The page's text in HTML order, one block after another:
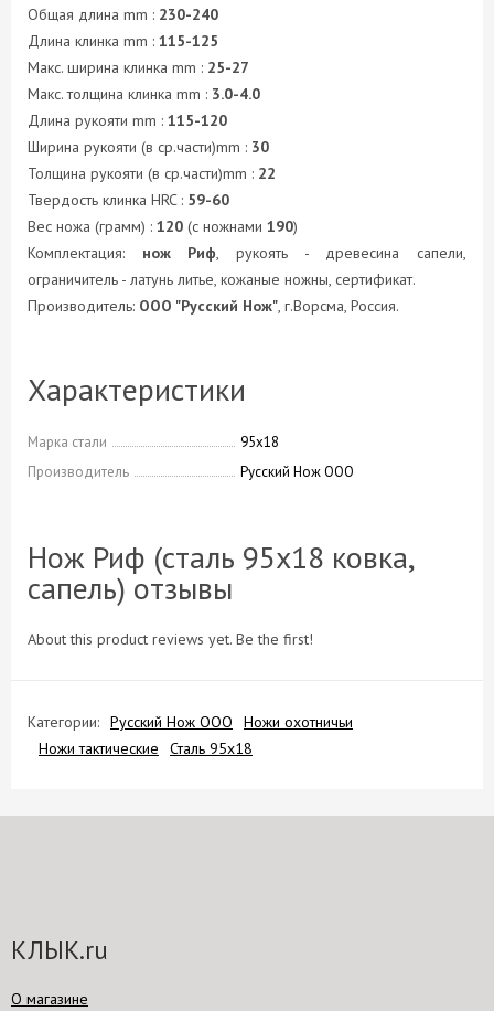
Общая длина mm : 230-240
Длина клинка mm : 115-125
Макс. ширина клинка mm : 25-27
Макс. толщина клинка mm : 3.0-4.0
Длина рукояти mm : 115-120
Ширина рукояти (в ср.части)mm : 30
Толщина рукояти (в ср.части)mm : 22
Твердость клинка HRC : 59-60
Вес ножа (грамм) : 120 (с ножнами 190)
Комплектация: нож Риф, рукоять - древесина сапели,
ограничитель - латунь литье, кожаные ножны, сертификат.
Производитель: ООО "Русский Нож", г.Ворсма, Россия.
Характеристики
Марка стали
95х18
Производитель
Русский Нож ООО
Нож Риф (сталь 95х18 ковка,
сапель) отзывы
About this product reviews yet. Be the first!
Категории: Русский Нож ООО
Ножи охотничьи
Ножи тактические
Сталь 95х18
КЛЫК.ru
О магазине